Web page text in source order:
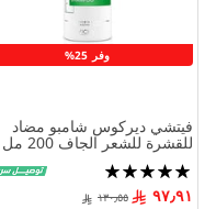
وفر 25%
فيتشي ديركوس شامبو مضاد
للقشرة للشعر الجاف 200 مل
تقييم:
100%
٩٧٫٩١ ١٣٠٫٥٥